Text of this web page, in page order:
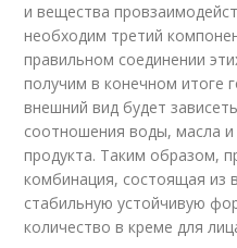
и вещества
необходим третий
правильном соединении
получим в конечном итоге
внешний вид будет
соотношения воды, масла и
продукта. Таким образом,
комбинация, состоящая из
стабильную устойчивую
количество в креме для